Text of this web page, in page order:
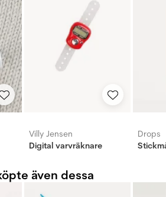
Villy Jensen
Digital varvräknare
Drops
även dessa